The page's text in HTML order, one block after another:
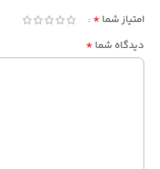
امتیاز شما *
دیدگاه شما *